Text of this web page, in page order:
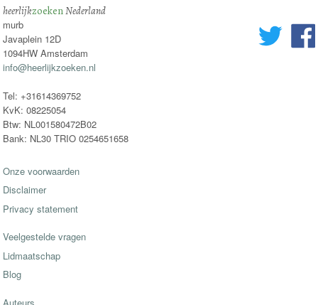
heerlijkzoekenNederland
murb
Javaplein 12D
1094HW Amsterdam
info@heerlijkzoeken.nl
Tel: +31614369752
KvK: 08225054
Btw: NL001580472B02
Bank: NL30 TRIO 0254651658
Onze voorwaarden
Disclaimer
Privacy statement
Veelgestelde vragen
Lidmaatschap
Blog